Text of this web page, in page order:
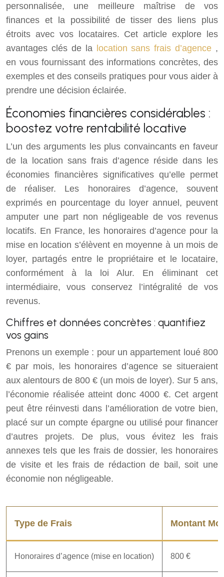
personnalisée, une meilleure maîtrise de vos
finances et la possibilité de tisser des liens plus
étroits avec vos locataires. Cet article explore les
avantages clés de la location sans frais d’agence ,
en vous fournissant des informations concrètes, des
exemples et des conseils pratiques pour vous aider à
prendre une décision éclairée.
Économies financières considérables :
boostez votre rentabilité locative
L’un des arguments les plus convaincants en faveur
de la location sans frais d’agence réside dans les
économies financières significatives qu’elle permet
de réaliser. Les honoraires d’agence, souvent
exprimés en pourcentage du loyer annuel, peuvent
amputer une part non négligeable de vos revenus
locatifs. En France, les honoraires d’agence pour la
mise en location s’élèvent en moyenne à un mois de
loyer, partagés entre le propriétaire et le locataire,
conformément à la loi Alur. En éliminant cet
intermédiaire, vous conservez l’intégralité de vos
revenus.
Chiffres et données concrètes : quantifiez
vos gains
Prenons un exemple : pour un appartement loué 800
€ par mois, les honoraires d’agence se situeraient
aux alentours de 800 € (un mois de loyer). Sur 5 ans,
l’économie réalisée atteint donc 4000 €. Cet argent
peut être réinvesti dans l’amélioration de votre bien,
placé sur un compte épargne ou utilisé pour financer
d’autres projets. De plus, vous évitez les frais
annexes tels que les frais de dossier, les honoraires
de visite et les frais de rédaction de bail, soit une
économie non négligeable.
Type de Frais Montant
Honoraires d’agence (mise en location) 800 €